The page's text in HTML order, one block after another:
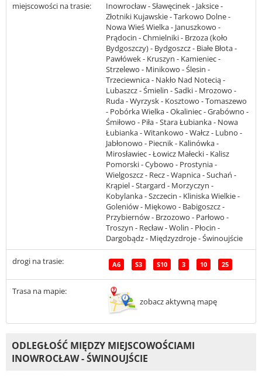
miejscowości na trasie:
Inowrocław - Sławęcinek - Jaksice -
Złotniki Kujawskie - Tarkowo Dolne -
Nowa Wieś Wielka - Januszkowo -
Prądocin - Chmielniki - Brzoza (koło
Bydgoszczy) - Bydgoszcz - Białe Błota -
Pawłówek - Kruszyn - Kamieniec -
Strzelewo - Minikowo - Ślesin -
Trzeciewnica - Nakło Nad Notecią -
Lubaszcz - Śmielin - Sadki - Mrozowo -
Ruda - Wyrzysk - Kosztowo - Tomaszewo
- Pobórka Wielka - Okaliniec - Grabówno -
Śmiłowo - Piła - Stara Łubianka - Nowa
Łubianka - Witankowo - Wałcz - Lubno -
Jabłonowo - Piecnik - Kalinówka -
Mirosławiec - Łowicz Małecki - Kalisz
Pomorski - Cybowo - Prostynia -
Wielgoszcz - Recz - Wapnica - Suchań -
Krąpiel - Stargard - Morzyczyn -
Kobylanka - Szczecin - Kliniska Wielkie -
Goleniów - Miękowo - Babigoszcz -
Przybiernów - Brzozowo - Parłowo -
Troszyn - Recław - Wolin - Płocin -
Dargobądz - Międzyzdroje - Świnoujście
drogi na trasie: A6 S3 S10 3 10 25
Trasa na mapie:
zobacz aktywną mapę
ODLEGŁOŚĆ MIĘDZY MIEJSCOWOŚCIAMI
INOWROCŁAW - ŚWINOUJŚCIE